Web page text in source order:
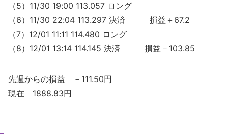
（5）11/30 19:00 113.057 ロング
（6）11/30 22:04 113.297 決済 損益＋67.2
（7）12/01 11:11 114.480 ロング
（8）12/01 13:14 114.145 決済 損益－103.85
先週からの損益 －111.50円
現在 1888.83円